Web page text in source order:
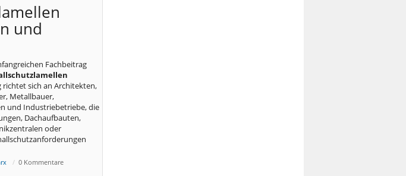
und
Fachbeitrag
sich an Architekten,
Metallbauer,
und Industriebetriebe, die
Dachaufbauten,
oder
0 Kommentare